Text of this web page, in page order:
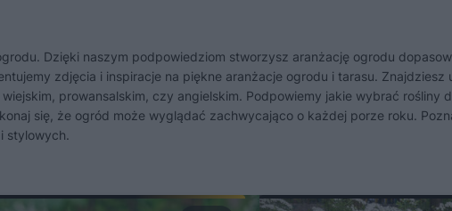
Dzięki naszym podpowiedziom stworzysz aranżację ogrodu
zdjęcia i inspiracje na piękne aranżacje ogrodu i tarasu. Znajdziesz
prowansalskim, czy angielskim. Podpowiemy jakie wybrać rośliny
się, że ogród może wyglądać zachwycająco o każdej porze roku.
stylowych.